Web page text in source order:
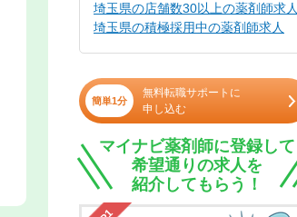
埼玉県の店舗数30以上の薬剤師求人
埼玉県の積極採用中の薬剤師求人
簡単1分
無料転職サポートに
申し込む
マイナビ薬剤師に登録して
希望通りの求人を
紹介してもらう！